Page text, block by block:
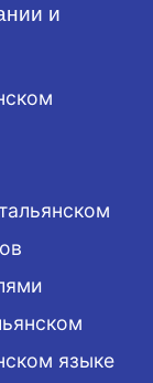
и
языке